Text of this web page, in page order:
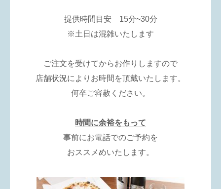
提供時間目安 15分~30分
※土日は混雑いたします
ご注文を受けてからお作りしますので
店舗状況によりお時間を頂戴いたします。
何卒ご容赦ください。
時間に余裕をもって
事前にお電話でのご予約を
おススメめいたします。